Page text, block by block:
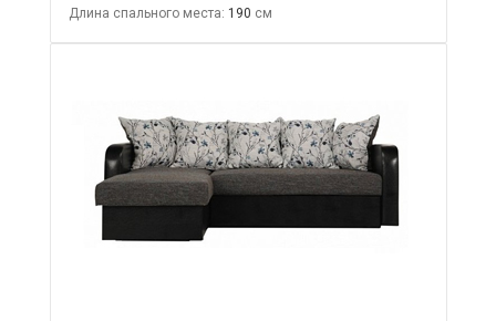
Длина спального места: 190